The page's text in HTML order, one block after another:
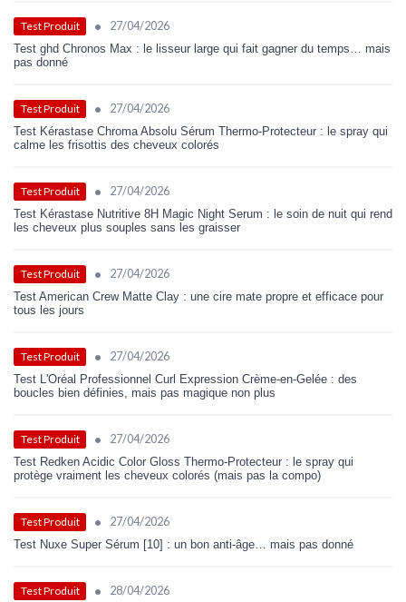
Test Produit • 27/04/2026
Test ghd Chronos Max : le lisseur large qui fait gagner du temps… mais
pas donné
Test Produit • 27/04/2026
Test Kérastase Chroma Absolu Sérum Thermo-Protecteur : le spray qui
calme les frisottis des cheveux colorés
Test Produit • 27/04/2026
Test Kérastase Nutritive 8H Magic Night Serum : le soin de nuit qui rend
les cheveux plus souples sans les graisser
Test Produit • 27/04/2026
Test American Crew Matte Clay : une cire mate propre et efficace pour
tous les jours
Test Produit • 27/04/2026
Test L'Oréal Professionnel Curl Expression Crème-en-Gelée : des
boucles bien définies, mais pas magique non plus
Test Produit • 27/04/2026
Test Redken Acidic Color Gloss Thermo-Protecteur : le spray qui
protège vraiment les cheveux colorés (mais pas la compo)
Test Produit • 27/04/2026
Test Nuxe Super Sérum [10] : un bon anti-âge… mais pas donné
Test Produit • 28/04/2026